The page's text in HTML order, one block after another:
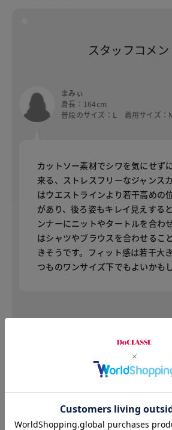
スタッフコメン
まみぃ
身長：164cm
普段のサイズ：L 着用サイズ：
カットソー素材でシワを気にせず
来る、ストレスフリーなジャンス
はウエストラインより若干高めの
があり、後ろ姿もキレイ見えする
ンナーにニットやタートルを合わ
はシャツやブラウスを合わせるこ
きそうです。フィット感は若干大
つものワンサイズ下でもよいかも
普段のサイズ：S・M 着用サイズ
スポッと着るだけでおしゃれに見
ッチが効いているのでシワにもな